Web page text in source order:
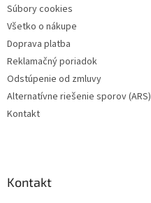
Súbory cookies
Všetko o nákupe
Doprava platba
Reklamačný poriadok
Odstúpenie od zmluvy
Alternatívne riešenie sporov (ARS)
Kontakt
Kontakt